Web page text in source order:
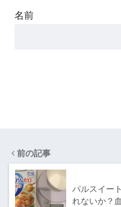
名前
前の記事
パルスイー
れないか？